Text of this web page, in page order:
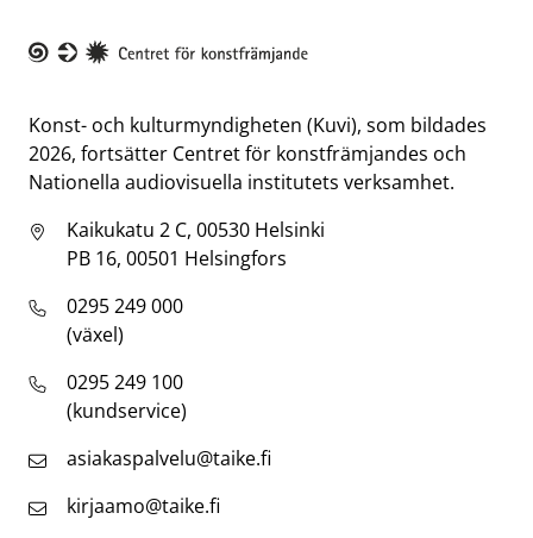
Konst- och kulturmyndigheten (Kuvi), som bildades
2026, fortsätter Centret för konstfrämjandes och
Nationella audiovisuella institutets verksamhet.
Kaikukatu 2 C, 00530 Helsinki
PB 16, 00501 Helsingfors
0295 249 000
(växel)
0295 249 100
(kundservice)
asiakaspalvelu@taike.fi
kirjaamo@taike.fi